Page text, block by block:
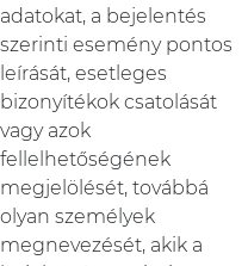
adatokat, a bejelentés
szerinti esemény pontos
leírását, esetleges
bizonyítékok csatolását
vagy azok
fellelhetőségének
megjelölését, továbbá
olyan személyek
megnevezését, akik a